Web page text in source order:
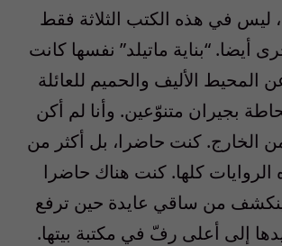
ليس في هذه الكتب الثلاثة فقط
أيضا. “بناية ماتيلد” نفسها كانت
المحيط الأليف والحميم للعائلة
بجيران متنوّعين. وأنا لم أكن
الخارج. كنت حاضرا، بل أكثر من
كلها. كنت هناك حاضرا
من ساقي عايدة حين ترفع
إلى أعلى رفّ في مكتبة بيتها.